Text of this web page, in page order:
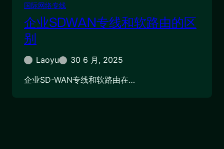
国际网络专线
企业SDWAN专线和软路由的区
别
Laoyu
30 6 月, 2025
企业SD-WAN专线和软路由在…